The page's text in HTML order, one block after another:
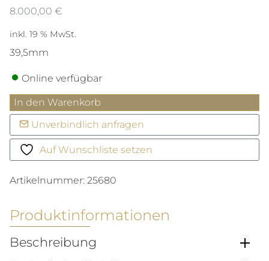
8.000,00 €
inkl. 19 % MwSt.
39,5mm
Online verfügbar
Elegance
Hi-
Beat
"Yuka
Momiji"
In den Warenkorb
Unverbindlich anfragen
Auf Wunschliste setzen
Artikelnummer: 25680
Produktinformationen
Beschreibung